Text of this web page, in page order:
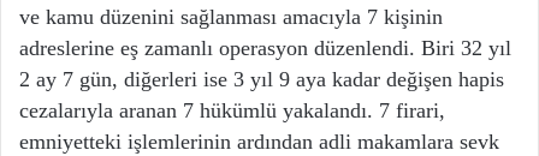
ve kamu düzenini sağlanması amacıyla 7 kişinin
adreslerine eş zamanlı operasyon düzenlendi. Biri 32 yıl
2 ay 7 gün, diğerleri ise 3 yıl 9 aya kadar değişen hapis
cezalarıyla aranan 7 hükümlü yakalandı. 7 firari,
emniyetteki işlemlerinin ardından adli makamlara sevk